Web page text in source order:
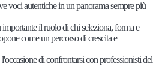
voci autentiche in un panorama sempre più
il ruolo di chi seleziona, forma e
come un percorso di crescita e
di confrontarsi con professionisti del